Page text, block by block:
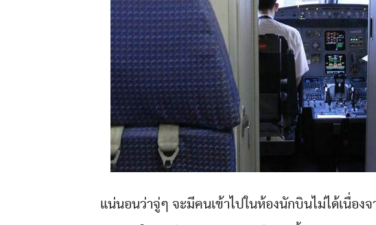
แน่นอนว่าจู่ๆ จะมีคนเข้าไปในห้องนักบินไม่ได้เนื่อง